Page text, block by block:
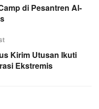
di Pesantren Al-
Kirim Utusan Ikuti
Ekstremis